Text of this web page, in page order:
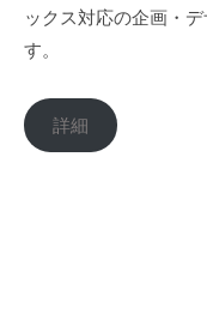
ックス対応の企画・
す。
詳細